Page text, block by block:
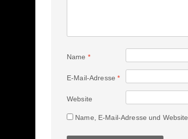
Name *
E-Mail-Adresse*
Website
Name, E-Mail-Adresse und